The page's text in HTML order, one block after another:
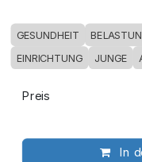
GESUNDHEIT
EINRICHTUNG
JUNGE
In
Preis